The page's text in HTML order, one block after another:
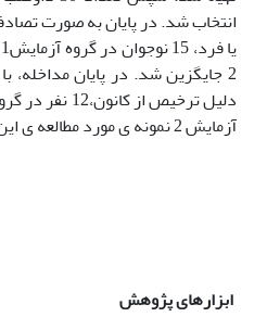
انتخاب شد. در پایان به صورت
2 جایگزین شد. در پایان مداخله،
آزمایش 2 نمونه ی مورد مطالعه ی این پژوهش را تشکیل داد.
ابزارهای پژوهش